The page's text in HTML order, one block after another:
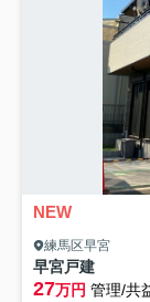
NEW
練馬区早宮
早宮戸建
27万円 管理/共